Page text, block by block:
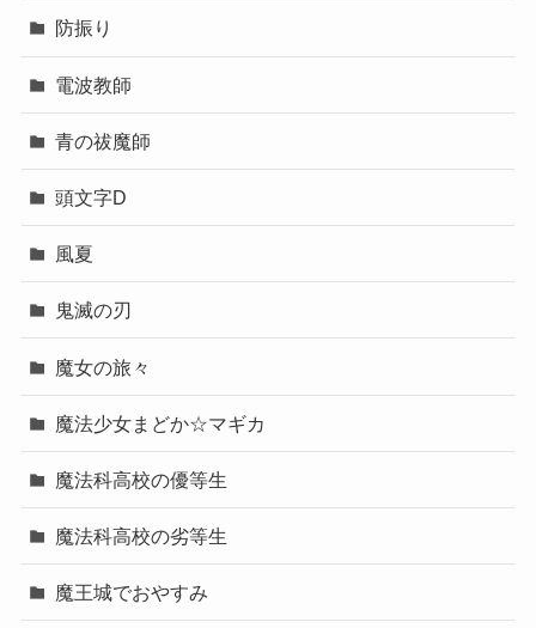
防振り
電波教師
青の祓魔師
頭文字D
風夏
鬼滅の刃
魔女の旅々
魔法少女まどか☆マギカ
魔法科高校の優等生
魔法科高校の劣等生
魔王城でおやすみ